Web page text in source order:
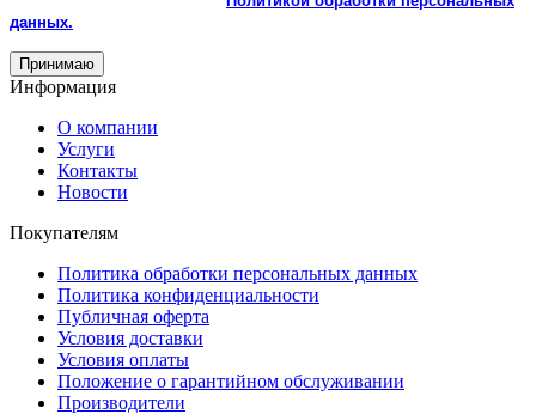
данных.
Принимаю
Информация
О компании
Услуги
Контакты
Новости
Покупателям
Политика обработки персональных данных
Политика конфиденциальности
Публичная оферта
Условия доставки
Условия оплаты
Положение о гарантийном обслуживании
Производители